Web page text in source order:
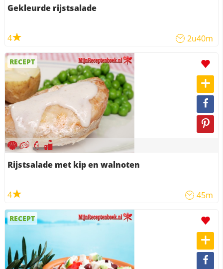
Gekleurde rijstsalade
4 2u40m
RECEPT
Rijstsalade met kip en walnoten
4 45m
RECEPT